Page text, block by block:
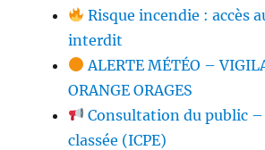
Risque incendie : accès
interdit
ALERTE MÉTÉO –
ORANGE ORAGES
Consultation du public
classée (ICPE)